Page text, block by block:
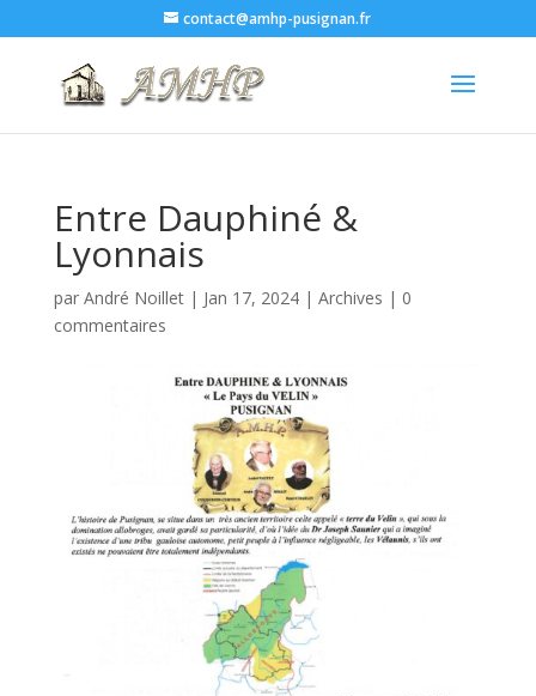
contact@amhp-pusignan.fr
Entre Dauphiné &
Lyonnais
par André Noillet| Jan 17, 2024| Archives | 0
commentaires